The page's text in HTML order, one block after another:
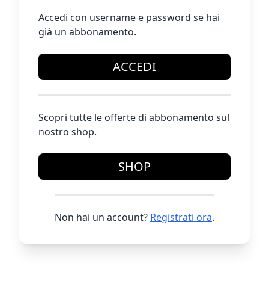
Accedi con username e password se hai
già un abbonamento.
ACCEDI
Scopri tutte le offerte di abbonamento sul
nostro shop.
SHOP
Non hai un account? Registrati ora.